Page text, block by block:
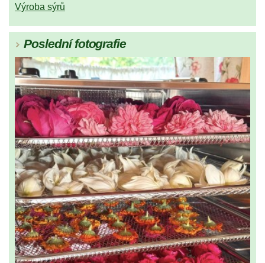
Výroba sýrů
Poslední fotografie